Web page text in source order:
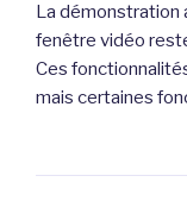
La démonstration
fenêtre vidéo
Ces
mais certaines